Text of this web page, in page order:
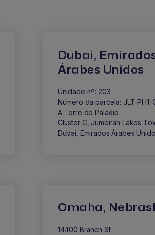
Dubai,
Árabes Unidos
Unidade nº: 203
Número da parcela: JLT-PH1-
A Torre do Paládio
Cluster C, Jumeirah Lakes
Dubai, Emirados Árabes
Omaha,
14400 Branch St